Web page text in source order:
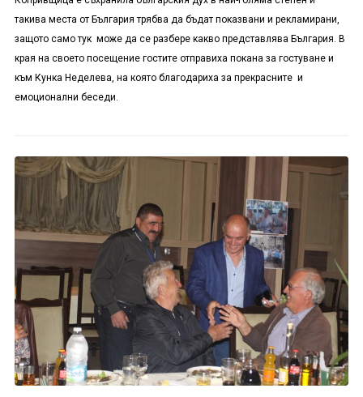
такива места от България трябва да бъдат показвани и рекламирани,
защото само тук може да се разбере какво представлява България. В
края на своето посещение гостите отправиха покана за гостуване и
към Кунка Неделева, на която благодариха за прекрасните и
емоционални беседи.